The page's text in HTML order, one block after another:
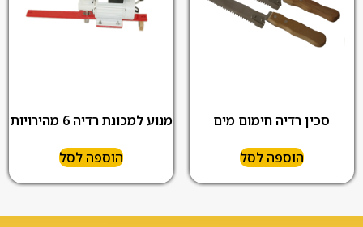
סכין רדיה חימום מים
הוספה לסל
מנוע למכונת רדיה 6 מהירויות
הוספה לסל